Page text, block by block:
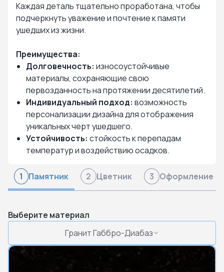
Каждая деталь тщательно проработана, чтобы
подчеркнуть уважение и почтение к памяти
ушедших из жизни.
Преимущества:
Долговечность: износоустойчивые
материалы, сохраняющие свою
первозданность на протяжении десятилетий.
Индивидуальный подход: возможность
персонализации дизайна для отображения
уникальных черт ушедшего.
Устойчивость: стойкость к перепадам
температур и воздействию осадков.
1 Памятник 2 Цветник 3 Оформление
Выберите материал
Гранит Габбро-Диабаз